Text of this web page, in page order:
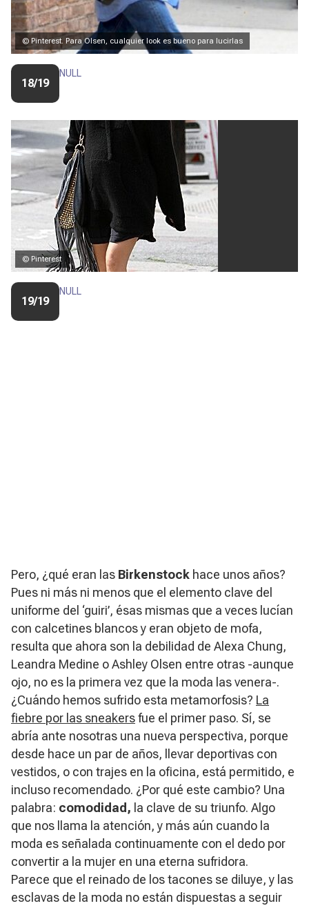
© Pinterest. Para Olsen, cualquier look es bueno para lucirlas
18/19
NULL
© Pinterest
19/19
NULL
Pero, ¿qué eran las Birkenstock hace unos años?
Pues ni más ni menos que el elemento clave del
uniforme del ‘guiri’, ésas mismas que a veces lucían
con calcetines blancos y eran objeto de mofa,
resulta que ahora son la debilidad de Alexa Chung,
Leandra Medine o Ashley Olsen entre otras -aunque
ojo, no es la primera vez que la moda las venera-.
¿Cuándo hemos sufrido esta metamorfosis? La
fiebre por las sneakersfue el primer paso. Sí, se
abría ante nosotras una nueva perspectiva, porque
desde hace un par de años, llevar deportivas con
vestidos, o con trajes en la oficina, está permitido, e
incluso recomendado. ¿Por qué este cambio? Una
palabra: comodidad, la clave de su triunfo. Algo
que nos llama la atención, y más aún cuando la
moda es señalada continuamente con el dedo por
convertir a la mujer en una eterna sufridora.
Parece que el reinado de los tacones se diluye, y las
esclavas de la moda no están dispuestas a seguir